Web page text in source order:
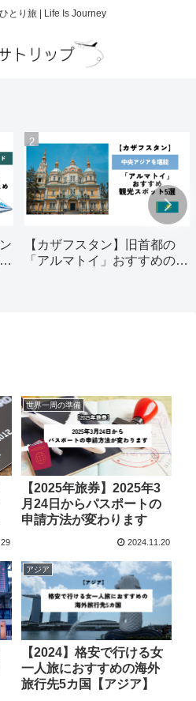
とり旅 | Life Is Journey
【カザフスタン】旧首都の
「アルマトイ」おすすめの観
世界一周の準備
【2025年旅券】2025年3
月24日からパスポートの
申請方法が変わります
2024.11.20
アジア
【2024】格安で行ける女
一人旅におすすめの海外
旅行先5カ国【アジア】